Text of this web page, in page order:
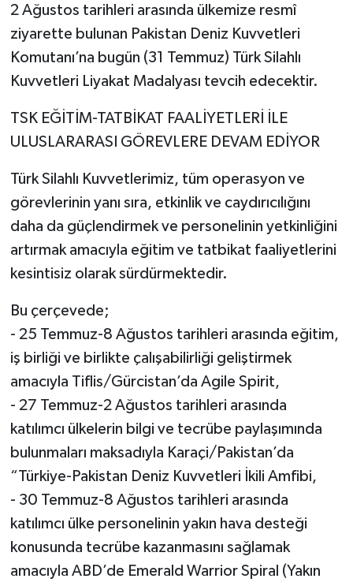
2 Ağustos tarihleri arasında ülkemize resmî
ziyarette bulunan Pakistan Deniz Kuvvetleri
Komutanı’na bugün (31 Temmuz) Türk Silahlı
Kuvvetleri Liyakat Madalyası tevcih edecektir.
TSK EĞİTİM-TATBİKAT FAALİYETLERİ İLE
ULUSLARARASI GÖREVLERE DEVAM EDİYOR
Türk Silahlı Kuvvetlerimiz, tüm operasyon ve
görevlerinin yanı sıra, etkinlik ve caydırıcılığını
daha da güçlendirmek ve personelinin yetkinliğini
artırmak amacıyla eğitim ve tatbikat faaliyetlerini
kesintisiz olarak sürdürmektedir.
Bu çerçevede;
- 25 Temmuz-8 Ağustos tarihleri arasında eğitim,
iş birliği ve birlikte çalışabilirliği geliştirmek
amacıyla Tiflis/Gürcistan’da Agile Spirit,
- 27 Temmuz-2 Ağustos tarihleri arasında
katılımcı ülkelerin bilgi ve tecrübe paylaşımında
bulunmaları maksadıyla Karaçi/Pakistan’da
“Türkiye-Pakistan Deniz Kuvvetleri İkili Amfibi,
- 30 Temmuz-8 Ağustos tarihleri arasında
katılımcı ülke personelinin yakın hava desteği
konusunda tecrübe kazanmasını sağlamak
amacıyla ABD’de Emerald Warrior Spiral (Yakın